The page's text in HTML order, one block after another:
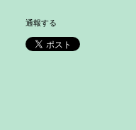
通報する